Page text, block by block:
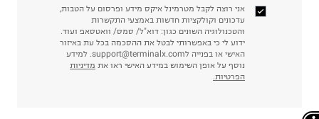
אני רוצה לקבל מטרמינל איקס מידע ופרסום על הטבות,
עדכונים וקולקציות חדשות באמצעי התקשרות
והטכנולוגיה השונים כגון: דוא"ל/ סמס/ וואטסאפ ועוד.
ידוע לי כי באפשרותי לבטל את ההסכמה בכל עת באיזור
האישי או בפנייה לsupport@terminalx.com. למידע
נוסף על אופן השימוש במידע האישי ראו את מדיניות
הפרטיות.